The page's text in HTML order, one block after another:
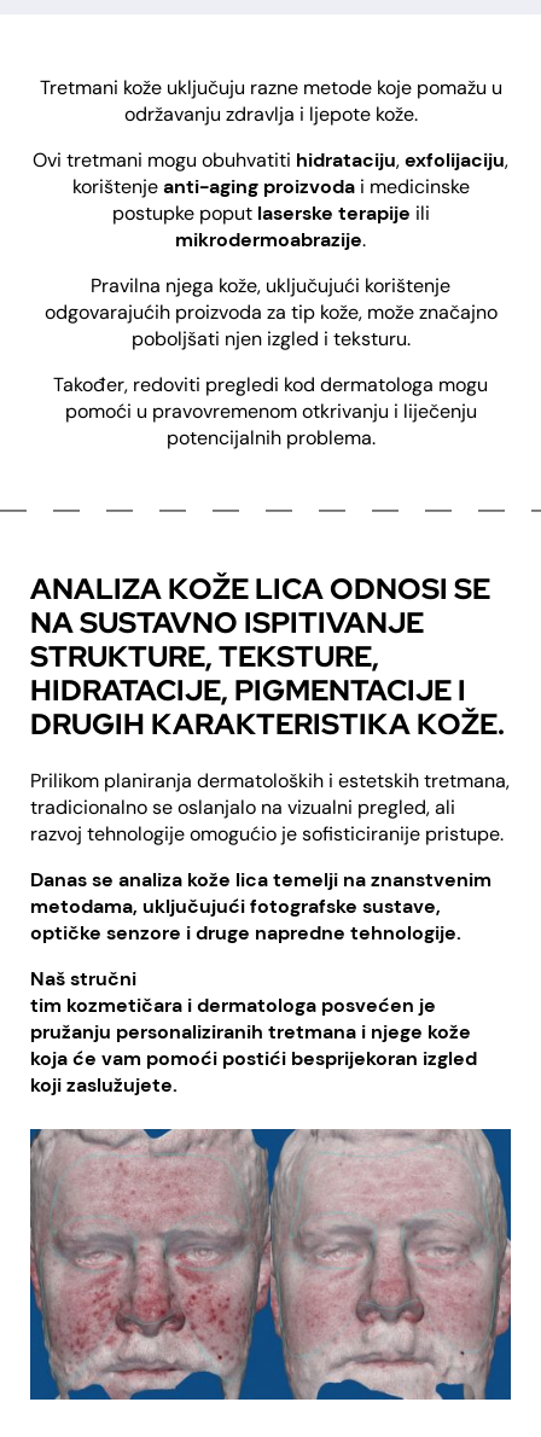
Tretmani kože uključuju razne metode koje pomažu u
održavanju zdravlja i ljepote kože.
Ovi tretmani mogu obuhvatiti hidrataciju,exfolijaciju,
korištenjeanti-aging proizvodai medicinske
postupke poput laserske terapije ili
mikrodermoabrazije.
Pravilna njega kože, uključujući korištenje
odgovarajućih proizvoda za tip kože, može značajno
poboljšati njen izgled i teksturu.
Također, redoviti pregledi kod dermatologa mogu
pomoći u pravovremenom otkrivanju i liječenju
potencijalnih problema.
ANALIZA KOŽE LICA ODNOSI SE
NA SUSTAVNO ISPITIVANJE
STRUKTURE, TEKSTURE,
HIDRATACIJE, PIGMENTACIJE I
DRUGIH KARAKTERISTIKA KOŽE.
Prilikom planiranja dermatoloških i estetskih tretmana,
tradicionalno se oslanjalo na vizualni pregled, ali
razvoj tehnologije omogućio je sofisticiranije pristupe.
Danas se analiza kože lica temelji na znanstvenim
metodama, uključujući fotografske sustave,
optičke senzore i druge napredne tehnologije.
Naš stručni
tim kozmetičara i dermatologa posvećen je
pružanju personaliziranih tretmana i njege kože
koja će vam pomoći postići besprijekoran izgled
koji zaslužujete.